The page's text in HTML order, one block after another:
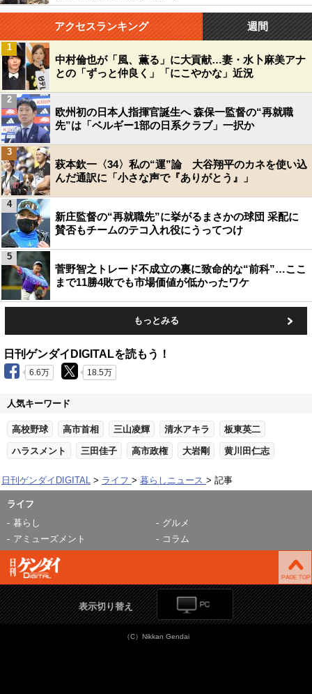
アクセスランキング 週間
中村倫也が「風、薫る」に大貢献…妻・水卜麻美アナ
との「ずっと仲良く」「にこやかな」近況
1
欧州初の日本人指揮官誕生へ 森保一監督の“再就職
先”は「ベルギー1部の日系クラブ」一択か
2
萩本欽一〈34〉私の“運”論 大谷翔平のカネを使い込
んだ通訳に「小さな声で『ありがとう』」
3
新庄監督の“再就職先”に挙がるまさかの球団 采配に
賛否もチームのテコ入れ役にうってつけ
4
菅野智之トレード不成立の裏に致命的な“前科”…ここ
まで11勝4敗でも市場価値が低かったワケ
5
もっとみる
日刊ゲンダイDIGITALを読もう！
6.6万 18.5万
人気キーワード
高校野球 高市首相 三山凌輝 清水アキラ 板東英二
ハラスメント 三田佳子 高市政権 大岩剛 黄川田仁志
日刊ゲンダイDIGITAL ライフ 暮らしニュース 記事
ライフ
暮らし
グルメ
アミューズメント
コラム
表示切り替え
（C）Nikkan Gendai